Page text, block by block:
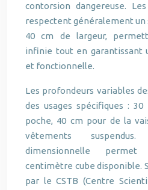
contorsion dangereuse.
respectent généralement un
40 cm de largeur,
infinie tout en garantissant
et fonctionnelle.
Les profondeurs variables
des usages spécifiques :
poche, 40 cm pour de la
vêtements
dimensionnelle permet
centimètre cube disponible.
par le CSTB (Centre